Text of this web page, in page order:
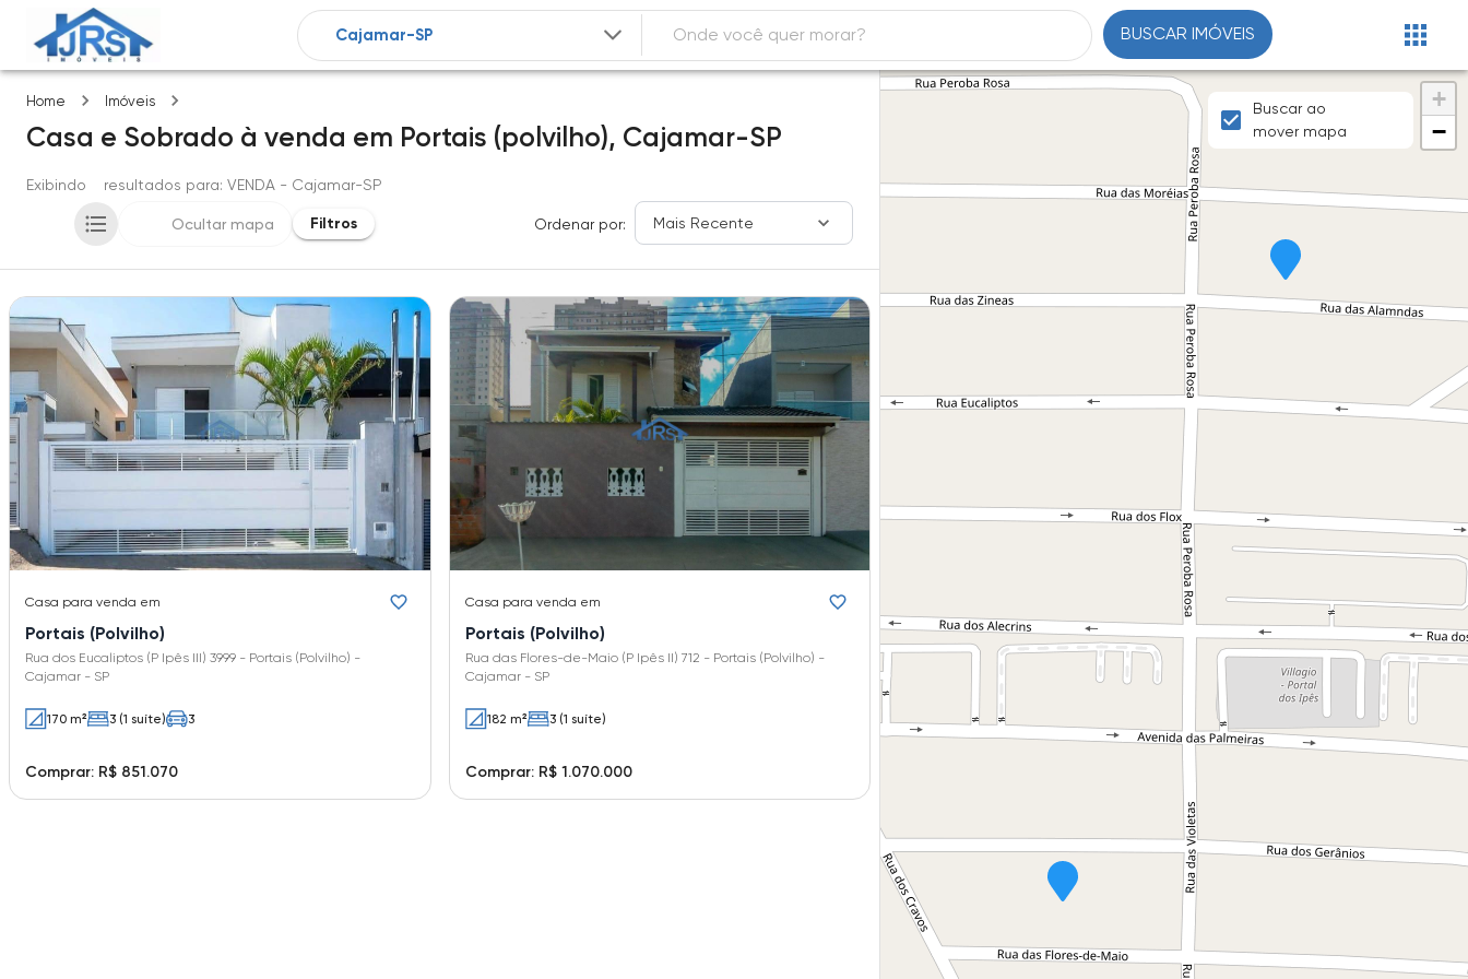
BUSCAR IMÓVEIS
Home Imóveis
Casa e Sobrado à venda em Portais (polvilho), Cajamar-SP
Exibindo resultados para: VENDA - Cajamar-SP
Ocultar mapa Filtros Ordenar por: Mais Recente
Casa para venda em
Portais (Polvilho)
Rua dos Eucaliptos (P Ipês III) 3999 - Portais (Polvilho) -
Cajamar - SP
170 m² 3 (1 suíte) 3
Comprar: R$ 851.070
Casa para venda em
Portais (Polvilho)
Rua das Flores-de-Maio (P Ipês II) 712 - Portais (Polvilho) -
Cajamar - SP
182 m² 3 (1 suíte)
Comprar: R$ 1.070.000
+
−
Buscar ao
mover mapa